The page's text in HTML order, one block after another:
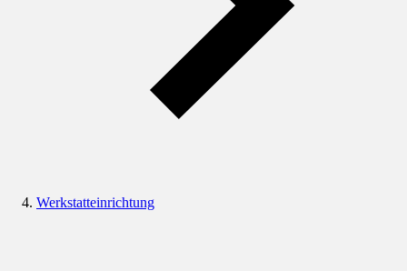
Werkstatteinrichtung